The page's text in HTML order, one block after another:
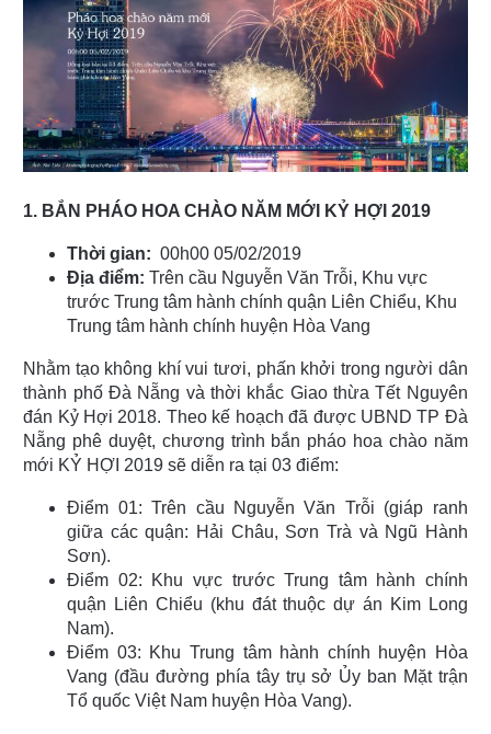
1. BẮN PHÁO HOA CHÀO NĂM MỚI KỶ HỢI 2019
Thời gian: 00h00 05/02/2019
Địa điểm: Trên cầu Nguyễn Văn Trỗi, Khu vực
trước Trung tâm hành chính quận Liên Chiểu, Khu
Trung tâm hành chính huyện Hòa Vang
Nhằm tạo không khí vui tươi, phấn khởi trong người dân
thành phố Đà Nẵng và thời khắc Giao thừa Tết Nguyên
đán Kỷ Hợi 2018. Theo kế hoạch đã được UBND TP Đà
Nẵng phê duyệt, chương trình bắn pháo hoa chào năm
mới KỶ HỢI 2019 sẽ diễn ra tại 03 điểm:
Điểm 01: Trên cầu Nguyễn Văn Trỗi (giáp ranh
giữa các quận: Hải Châu, Sơn Trà và Ngũ Hành
Sơn).
Điểm 02: Khu vực trước Trung tâm hành chính
quận Liên Chiểu (khu đát thuộc dự án Kim Long
Nam).
Điểm 03: Khu Trung tâm hành chính huyện Hòa
Vang (đầu đường phía tây trụ sở Ủy ban Mặt trận
Tổ quốc Việt Nam huyện Hòa Vang).